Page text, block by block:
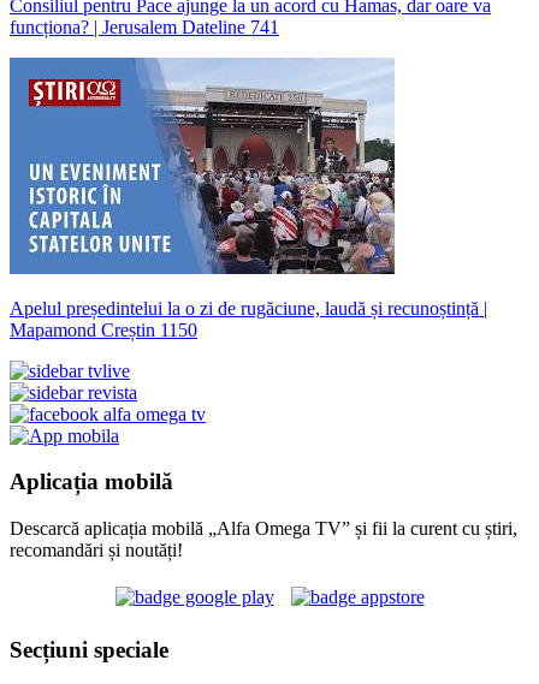
Consiliul pentru Pace ajunge la un acord cu Hamas, dar oare va
funcționa? | Jerusalem Dateline 741
Apelul președintelui la o zi de rugăciune, laudă și recunoștință |
Mapamond Creștin 1150
Aplicația mobilă
Descarcă aplicația mobilă „Alfa Omega TV” și fii la curent cu știri,
recomandări și noutăți!
Secțiuni speciale